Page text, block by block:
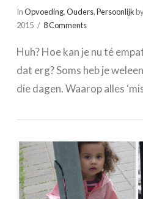
VIEW
InOpvoeding,Ouders,Persoonlijk
2015
8 Comments
Huh? Hoe kan je nu té
dat erg? Soms heb je
die dagen. Waarop alles